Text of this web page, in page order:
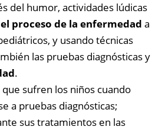
del humor, actividades lúdicas
proceso de la enfermedad a
y usando técnicas
las pruebas diagnósticas y
.
sufren los niños cuando
a pruebas diagnósticas;
sus tratamientos en las